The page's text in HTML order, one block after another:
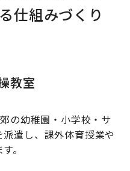
仕組みづくり
教室
の幼稚園・小学校・サ
遣し、課外体育授業や
。